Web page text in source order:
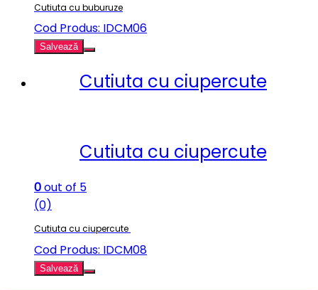
Cutiuta cu buburuze
Cod Produs: IDCM06
Salvează
Cutiuta cu ciupercute
Cutiuta cu ciupercute
0out of 5
(0)
Cutiuta cu ciupercute
Cod Produs: IDCM08
Salvează